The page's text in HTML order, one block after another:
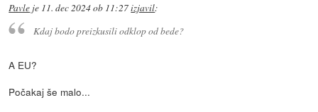
Pavle je 11. dec 2024 ob 11:27izjavil:
Kdaj bodo preizkusili odklop od bede?
A EU?
Počakaj še malo...